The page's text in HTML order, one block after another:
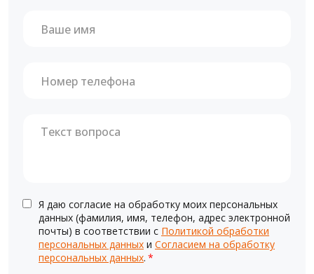
Я даю согласие на обработку моих персональных
данных (фамилия, имя, телефон, адрес электронной
почты) в соответствии с Политикой обработки
персональных данных и Согласием на обработку
персональных данных. *